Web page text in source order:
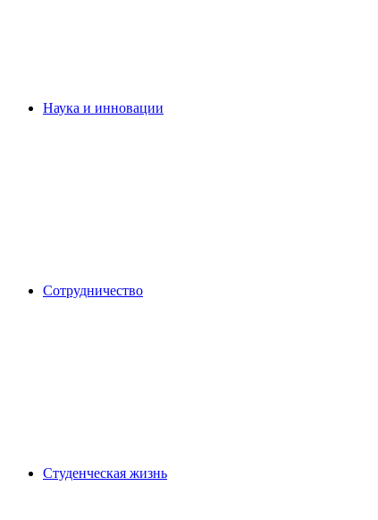
Наука и инновации
Сотрудничество
Студенческая жизнь